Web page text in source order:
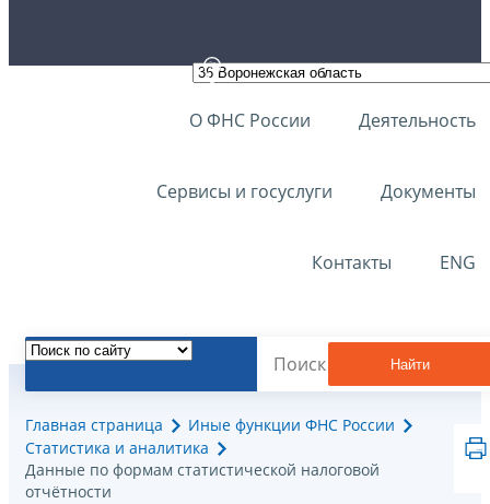
О ФНС России Деятельность
Сервисы и госуслуги Документы
Контакты ENG
Найти
Главная страница
Иные функции ФНС России
Статистика и аналитика
Данные по формам статистической налоговой
отчётности